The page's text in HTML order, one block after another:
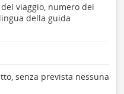
viaggio, numero dei
della guida
senza prevista nessuna